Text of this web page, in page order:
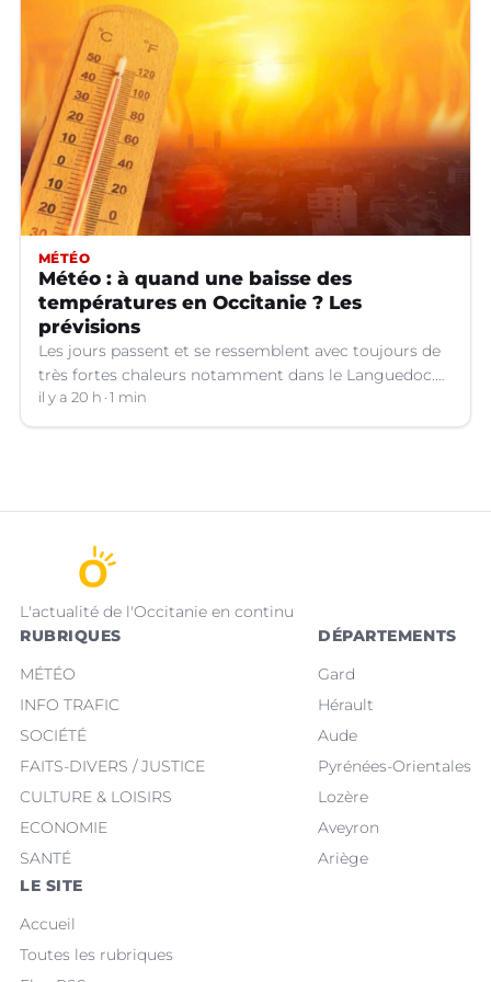
MÉTÉO
Météo : à quand une baisse des
températures en Occitanie ? Les
prévisions
Les jours passent et se ressemblent avec toujours de
très fortes chaleurs notamment dans le Languedoc.
Jusqu’à quand ?
il y a 20 h 1 min
L'actualité de l'Occitanie en continu
RUBRIQUES
MÉTÉO
INFO TRAFIC
SOCIÉTÉ
FAITS-DIVERS / JUSTICE
CULTURE & LOISIRS
ECONOMIE
SANTÉ
DÉPARTEMENTS
Gard
Hérault
Aude
Pyrénées-Orientales
Lozère
Aveyron
Ariège
LE SITE
Accueil
Toutes les rubriques